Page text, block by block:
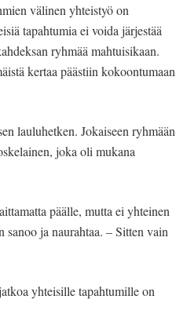
välinen yhteistyö on
tapahtumia ei voida järjestää
ryhmää mahtuisikaan.
kertaa päästiin kokoontumaan
lauluhetken. Jokaiseen ryhmään
joka oli mukana
päälle, mutta ei yhteinen
ja naurahtaa. – Sitten vain
yhteisille tapahtumille on